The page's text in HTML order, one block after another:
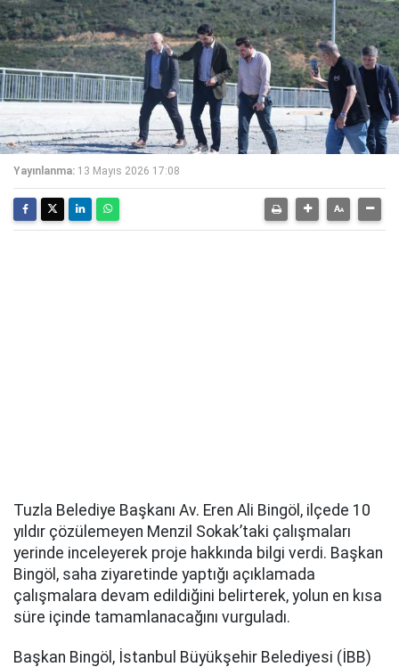
Yayınlanma: 13 Mayıs 2026 17:08
Tuzla Belediye Başkanı Av. Eren Ali Bingöl, ilçede 10
yıldır çözülemeyen Menzil Sokak’taki çalışmaları
yerinde inceleyerek proje hakkında bilgi verdi. Başkan
Bingöl, saha ziyaretinde yaptığı açıklamada
çalışmalara devam edildiğini belirterek, yolun en kısa
süre içinde tamamlanacağını vurguladı.
Başkan Bingöl, İstanbul Büyükşehir Belediyesi (İBB)